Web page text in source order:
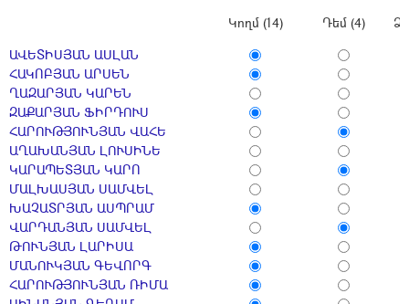
Կողմ (14) Դեմ (4)
ԱՎԵՏԻՍՅԱՆ ԱՍԼԱՆ
ՀԱԿՈԲՅԱՆ ԱՐՍԵՆ
ՂԱԶԱՐՅԱՆ ԿԱՐԵՆ
ԶԱՔԱՐՅԱՆ ՖԻՐԴՈՒՍ
ՀԱՐՈՒԹՅՈՒՆՅԱՆ ՎԱՀԵ
ԱՂԱԽԱՆՅԱՆ ԼՈՒՍԻՆԵ
ԿԱՐԱՊԵՏՅԱՆ ԿԱՐՈ
ՄԱԼԽԱՍՅԱՆ ՍԱՄՎԵԼ
ԽԱՉԱՏՐՅԱՆ ԱՍՊՐԱՄ
ՎԱՐԴԱՆՅԱՆ ՍԱՄՎԵԼ
ԹՈՒՆՅԱՆ ԼԱՐԻՍԱ
ՄԱՆՈՒԿՅԱՆ ԳԵՎՈՐԳ
ՀԱՐՈՒԹՅՈՒՆՅԱՆ ՌԻՄԱ